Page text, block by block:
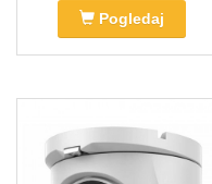
Pogledaj